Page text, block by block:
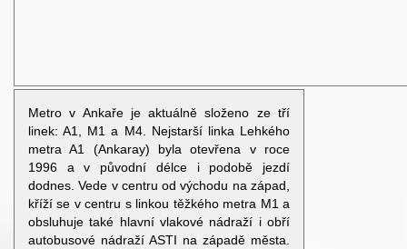
Metro v Ankaře je aktuálně složeno ze tří
linek: A1, M1 a M4. Nejstarší linka Lehkého
metra A1 (Ankaray) byla otevřena v roce
1996 a v původní délce i podobě jezdí
dodnes. Vede v centru od východu na západ,
kříží se v centru s linkou těžkého metra M1 a
obsluhuje také hlavní vlakové nádraží i obří
autobusové nádraží ASTI na západě města.